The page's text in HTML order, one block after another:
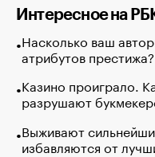
Интересное на
Насколько ваш
атрибутов
Казино проиграло.
разрушают
Выживают
избавляются от